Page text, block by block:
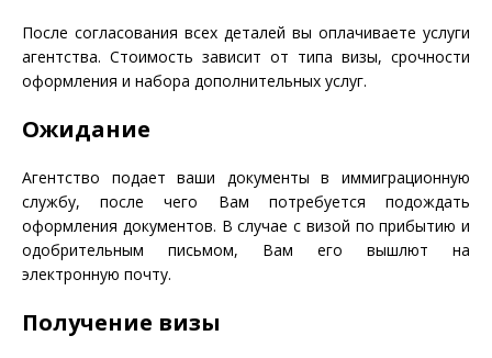
После согласования всех деталей вы оплачиваете услуги
агентства. Стоимость зависит от типа визы, срочности
оформления и набора дополнительных услуг.
Ожидание
Агентство подает ваши документы в иммиграционную
службу, после чего Вам потребуется подождать
оформления документов. В случае с визой по прибытию и
одобрительным письмом, Вам его вышлют на
электронную почту.
Получение визы